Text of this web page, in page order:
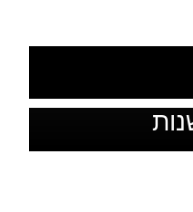
השתתפו
לחינוך: זה